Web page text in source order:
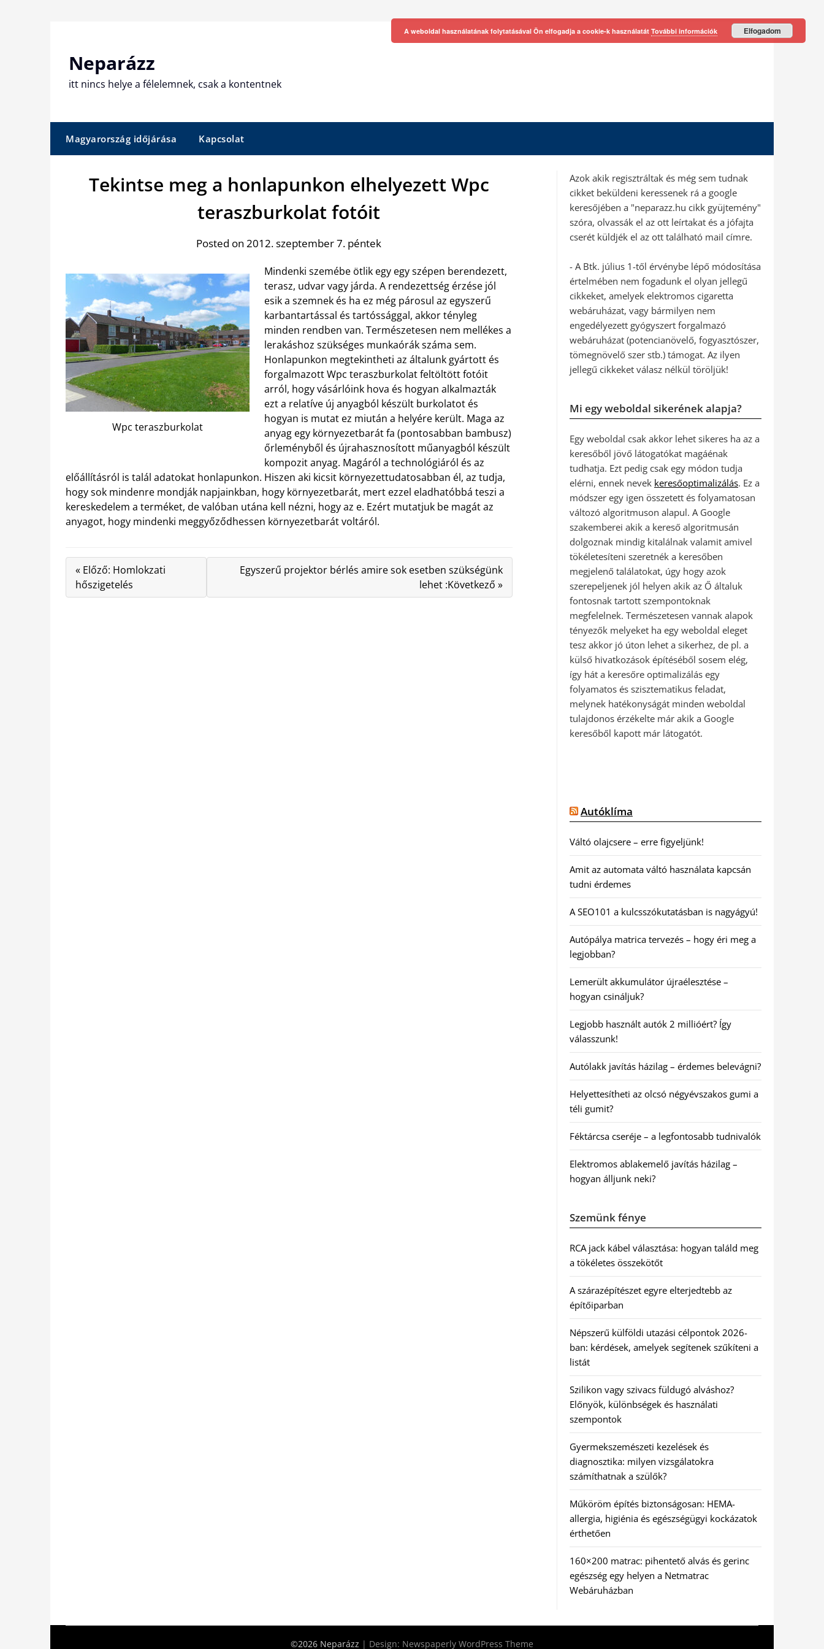
Neparázz
itt nincs helye a félelemnek, csak a kontentnek
Magyarország időjárása Kapcsolat
Tekintse meg a honlapunkon elhelyezett Wpc
teraszburkolat fotóit
Posted on 2012. szeptember 7. péntek
Wpc teraszburkolat
Mindenki szemébe ötlik egy egy szépen berendezett,
terasz, udvar vagy járda. A rendezettség érzése jól
esik a szemnek és ha ez még párosul az egyszerű
karbantartással és tartóssággal, akkor tényleg
minden rendben van. Természetesen nem mellékes a
lerakáshoz szükséges munkaórák száma sem.
Honlapunkon megtekintheti az általunk gyártott és
forgalmazott Wpc teraszburkolat feltöltött fotóit
arról, hogy vásárlóink hova és hogyan alkalmazták
ezt a relatíve új anyagból készült burkolatot és
hogyan is mutat ez miután a helyére került. Maga az
anyag egy környezetbarát fa (pontosabban bambusz)
őrleményből és újrahasznosított műanyagból készült
kompozit anyag. Magáról a technológiáról és az
előállításról is talál adatokat honlapunkon. Hiszen aki kicsit környezettudatosabban él, az tudja,
hogy sok mindenre mondják napjainkban, hogy környezetbarát, mert ezzel eladhatóbbá teszi a
kereskedelem a terméket, de valóban utána kell nézni, hogy az e. Ezért mutatjuk be magát az
anyagot, hogy mindenki meggyőződhessen környezetbarát voltáról.
« Előző: Homlokzati
hőszigetelés
Egyszerű projektor bérlés amire sok esetben szükségünk
lehet :Következő »
Azok akik regisztráltak és még sem tudnak
cikket beküldeni keressenek rá a google
keresőjében a "neparazz.hu cikk gyüjtemény"
szóra, olvassák el az ott leírtakat és a jófajta
cserét küldjék el az ott található mail címre.
- A Btk. július 1-től érvénybe lépő módosítása
értelmében nem fogadunk el olyan jellegű
cikkeket, amelyek elektromos cigaretta
webáruházat, vagy bármilyen nem
engedélyezett gyógyszert forgalmazó
webáruházat (potencianövelő, fogyasztószer,
tömegnövelő szer stb.) támogat. Az ilyen
jellegű cikkeket válasz nélkül töröljük!
Mi egy weboldal sikerének alapja?
Egy weboldal csak akkor lehet sikeres ha az a
keresőből jövő látogatókat magáénak
tudhatja. Ezt pedig csak egy módon tudja
elérni, ennek nevek keresőoptimalizálás. Ez a
módszer egy igen összetett és folyamatosan
változó algoritmuson alapul. A Google
szakemberei akik a kereső algoritmusán
dolgoznak mindig kitalálnak valamit amivel
tökéletesíteni szeretnék a keresőben
megjelenő találatokat, úgy hogy azok
szerepeljenek jól helyen akik az Ő általuk
fontosnak tartott szempontoknak
megfelelnek. Természetesen vannak alapok
tényezők melyeket ha egy weboldal eleget
tesz akkor jó úton lehet a sikerhez, de pl. a
külső hivatkozások építéséből sosem elég,
így hát a keresőre optimalizálás egy
folyamatos és szisztematikus feladat,
melynek hatékonyságát minden weboldal
tulajdonos érzékelte már akik a Google
keresőből kapott már látogatót.
Autóklíma
Váltó olajcsere – erre figyeljünk!
Amit az automata váltó használata kapcsán
tudni érdemes
A SEO101 a kulcsszókutatásban is nagyágyú!
Autópálya matrica tervezés – hogy éri meg a
legjobban?
Lemerült akkumulátor újraélesztése –
hogyan csináljuk?
Legjobb használt autók 2 millióért? Így
válasszunk!
Autólakk javítás házilag – érdemes belevágni?
Helyettesítheti az olcsó négyévszakos gumi a
téli gumit?
Féktárcsa cseréje – a legfontosabb tudnivalók
Elektromos ablakemelő javítás házilag –
hogyan álljunk neki?
Szemünk fénye
RCA jack kábel választása: hogyan találd meg
a tökéletes összekötőt
A szárazépítészet egyre elterjedtebb az
építőiparban
Népszerű külföldi utazási célpontok 2026-
ban: kérdések, amelyek segítenek szűkíteni a
listát
Szilikon vagy szivacs füldugó alváshoz?
Előnyök, különbségek és használati
szempontok
Gyermekszemészeti kezelések és
diagnosztika: milyen vizsgálatokra
számíthatnak a szülők?
Műköröm építés biztonságosan: HEMA-
allergia, higiénia és egészségügyi kockázatok
érthetően
160×200 matrac: pihentető alvás és gerinc
egészség egy helyen a Netmatrac
Webáruházban
©2026 Neparázz | Design: Newspaperly WordPress Theme
A weboldal használatának folytatásával Ön elfogadja a cookie-k használatát További információk Elfogadom